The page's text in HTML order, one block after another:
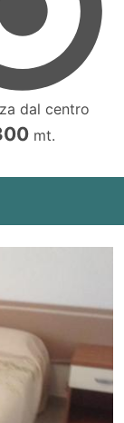
dal centro
mt.